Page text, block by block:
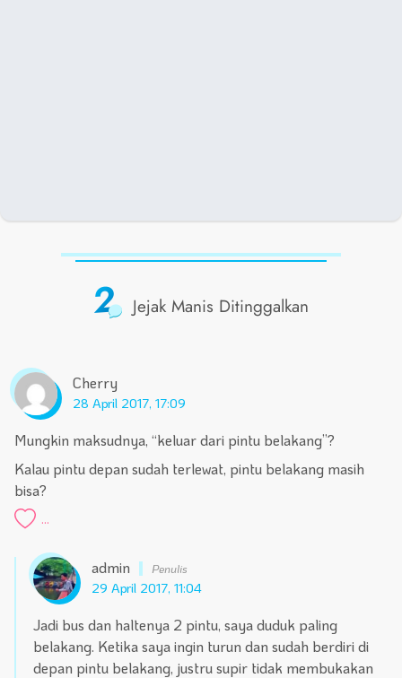
2 Jejak Manis Ditinggalkan
Cherry
28 April 2017, 17:09
Mungkin maksudnya, “keluar dari pintu belakang”?
Kalau pintu depan sudah terlewat, pintu belakang masih
bisa?
...
admin
29 April 2017, 11:04
Jadi bus dan haltenya 2 pintu, saya duduk paling
belakang. Ketika saya ingin turun dan sudah berdiri di
depan pintu belakang, justru supir tidak membukakan